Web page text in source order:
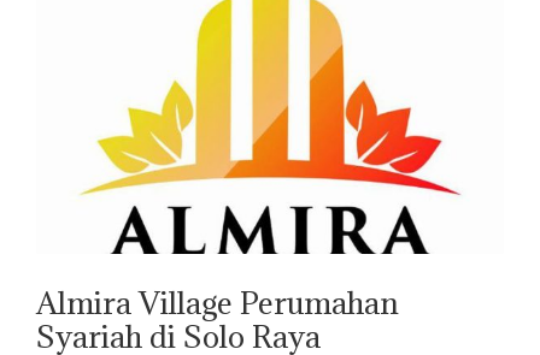
Almira Village Perumahan
Syariah di Solo Raya